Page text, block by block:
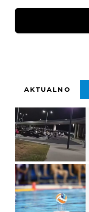
AKTUALNO